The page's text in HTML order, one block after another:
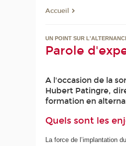
Accueil
UN POINT SUR
Parole
A l'occasion de la
Hubert Patingre,
formation en
Quels sont les
La force de l’implantation